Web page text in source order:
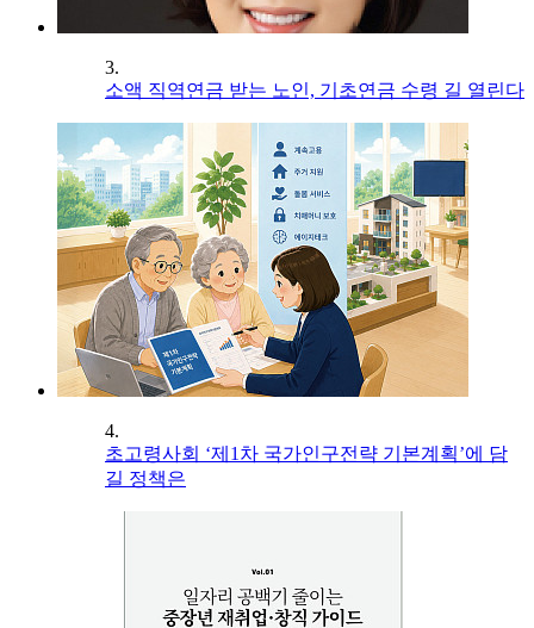
3.
소액 직역연금 받는 노인, 기초연금 수령 길 열린다
4.
초고령사회 ‘제1차 국가인구전략 기본계획’에 담
길 정책은